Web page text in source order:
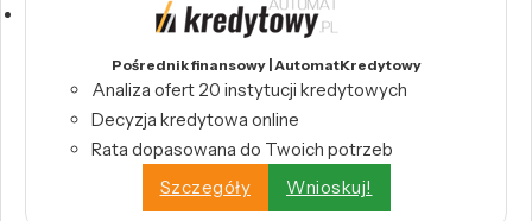
Pośrednik finansowy | AutomatKredytowy
Analiza ofert 20 instytucji kredytowych
Decyzja kredytowa online
Rata dopasowana do Twoich potrzeb
Szczegóły
Wnioskuj!